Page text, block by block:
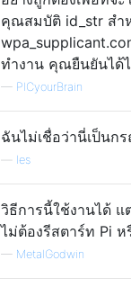
คุณสมบัติ id_str สำ
ทำงาน คุณยืนยันได้
— PICyourBrain
ฉันไม่เชื่อว่านี่เป็นก
les
วิธีการนี้ใช้งานได้ แ
ไม่ต้องรีสตาร์ท Pi ห
— MetalGodwin